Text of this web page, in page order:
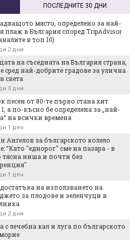
ПОСЛЕДНИТЕ 30 ДНИ
място, определено за най-
плаж в България според TripAdvisor
в топ 10)
2 дни
на съседната на България страна,
сред най-добрите градове за улична
света
3 дни
песен от 80-те първо стана хит
а по-късно бе определена за „най-
на всички времена
1 ден
Ангелов за българското колело
“Като "еднорог" сме на пазара - в
тясна ниша и почти без
1 ден
на използването на
за плодове и зеленчуци в
2 дни
с лечебна кал и луга по българското